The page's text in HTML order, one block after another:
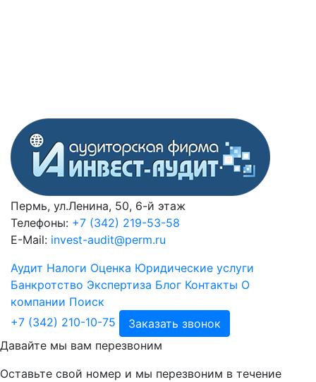
Пермь, ул.Ленина, 50, 6-й этаж
Телефоны: +7 (342) 219-53-58
E-Mail: invest-audit@perm.ru
Аудит Налоги Оценка Юридические услуги
Банкротство Экспертиза Блог Контакты О
компании Поиск
+7 (342) 210-10-75
Заказать звонок
Давайте мы вам перезвоним
Оставьте свой номер и мы перезвоним в течение